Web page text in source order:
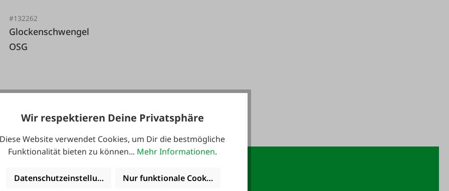
#132262
Glockenschwengel
OSG
23,95 €*
Wir respektieren Deine Privatsphäre
Diese Website verwendet Cookies, um Dir die bestmögliche
Funktionalität bieten zu können... Mehr Informationen.
Datenschutzeinstellungen Nur funktionale Cookies akzeptieren